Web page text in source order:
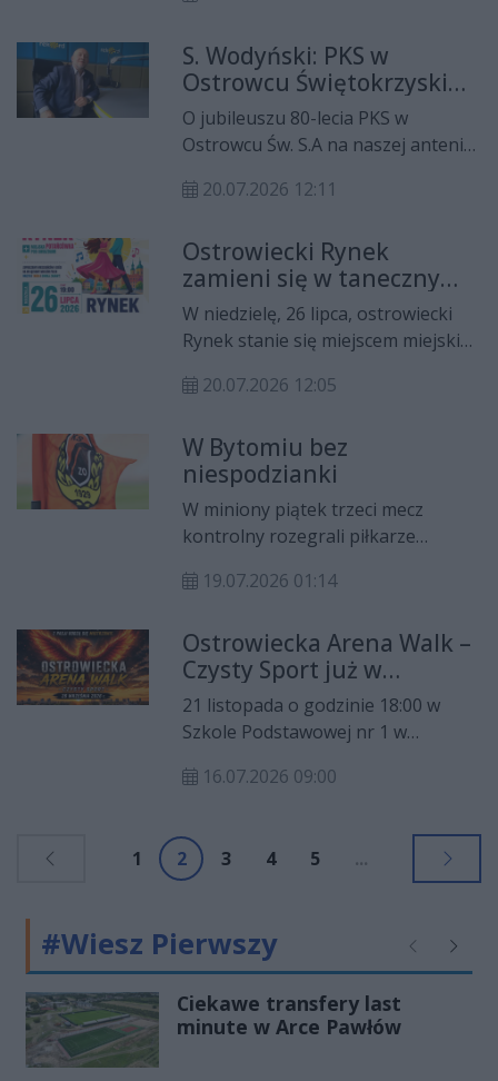
Inowłódz, ale kilka sezonów spędził,
grając w różnych grupach
wiekowych Ceramiki Opoczno.
S. Wodyński: PKS w
Ostrowcu Świętokrzyskim
to solidna marka
O jubileuszu 80-lecia PKS w
Ostrowcu Św. S.A na naszej antenie
przedsiębiorstwa Stanisław
programie, ale również o historii,
problemach i wyzwaniach.
20.07.2026 12:11
Ostrowiecki Rynek
zamieni się w taneczny
parkiet
W niedzielę, 26 lipca, ostrowiecki
Rynek stanie się miejscem miejskiej
Wydarzenie pod nazwą
się o godzinie 19:00 i zapowiada się
jako wieczór pełen muzyki, tańca
oraz pozytywnej energii.
20.07.2026 12:05
W Bytomiu bez
niespodzianki
W miniony piątek trzeci mecz
kontrolny rozegrali piłkarze
pomarańczowo-czarnych
Bytom. Niespodzianki nie było.
Polonia w swoim ostatnim
spotkaniu przed rozpoczęciem
rozgrywek pewnie wygrała. Mecz
rozegrano w trzech częściach, po
45 minut każda.
19.07.2026 01:14
Ostrowiecka Arena Walk –
Czysty Sport już w
listopadzie. Przed
mieszkańcami wieczór
pełen sportowych emocji
21 listopada o godzinie 18:00 w
Szkole Podstawowej nr 1 w
się gala Ostrowiecka Arena Walk –
pojedynków w formułach K1 i Muay
Thai, w tym dwie walki o
bezpłatny.
16.07.2026 09:00
1 2 3 4 5 ...
#Wiesz Pierwszy Poprzednie
Ciekawe transfery last
minute w Arce Pawłów